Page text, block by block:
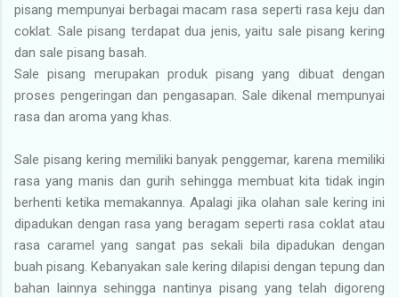
pisang mempunyai berbagai macam rasa seperti rasa keju dan
coklat. Sale pisang terdapat dua jenis, yaitu sale pisang kering
dan sale pisang basah.
Sale pisang merupakan produk pisang yang dibuat dengan
proses pengeringan dan pengasapan. Sale dikenal mempunyai
rasa dan aroma yang khas.
Sale pisang kering memiliki banyak penggemar, karena memiliki
rasa yang manis dan gurih sehingga membuat kita tidak ingin
berhenti ketika memakannya. Apalagi jika olahan sale kering ini
dipadukan dengan rasa yang beragam seperti rasa coklat atau
rasa caramel yang sangat pas sekali bila dipadukan dengan
buah pisang. Kebanyakan sale kering dilapisi dengan tepung dan
bahan lainnya sehingga nantinya pisang yang telah digoreng